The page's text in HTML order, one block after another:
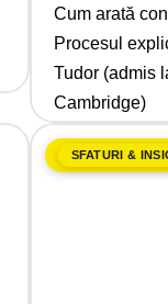
Cum arată
Procesul
Tudor (admis
Cambridge)
SFATURI &